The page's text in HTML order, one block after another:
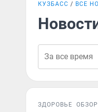
КУЗБАСС ВСЕ
ЗДОРОВЬЕ ОБЗОР